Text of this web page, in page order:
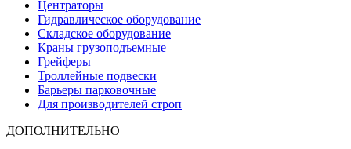
Центраторы
Гидравлическое оборудование
Складское оборудование
Краны грузоподъемные
Грейферы
Троллейные подвески
Барьеры парковочные
Для производителей строп
ДОПОЛНИТЕЛЬНО